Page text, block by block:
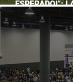
ESPERADO!”:
DE THE
ESTRENO